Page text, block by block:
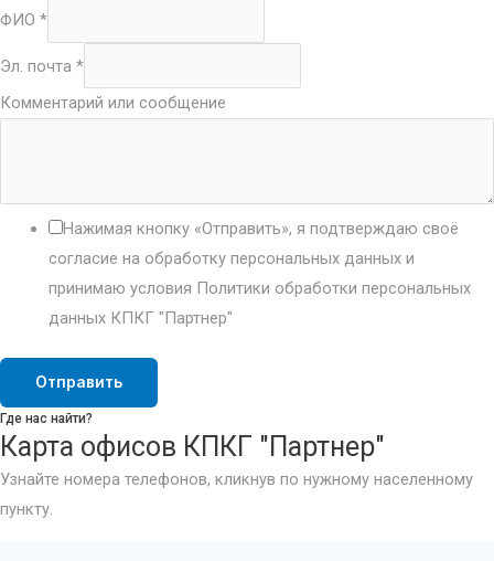
ФИО *
Эл. почта *
Комментарий или сообщение
Нажимая кнопку «Отправить», я подтверждаю своё
согласие на обработку персональных данных и
принимаю условия Политики обработки персональных
данных КПКГ "Партнер"
Отправить
Где нас найти?
Карта офисов КПКГ "Партнер"
Узнайте номера телефонов, кликнув по нужному населенному
пункту.